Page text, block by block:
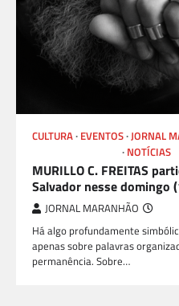
CULTURA EVENTOS JORNAL
NOTÍCIAS
MURILLO C. FREITAS
Salvador nesse domingo
JORNAL MARANHÃO
Há algo profundamente
apenas sobre palavras
permanência. Sobre…